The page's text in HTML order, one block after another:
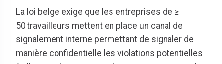
La loi belge exige que les entreprises de ≥
50 travailleurs mettent en place un canal de
signalement interne permettant de signaler de
manière confidentielle les violations potentielles